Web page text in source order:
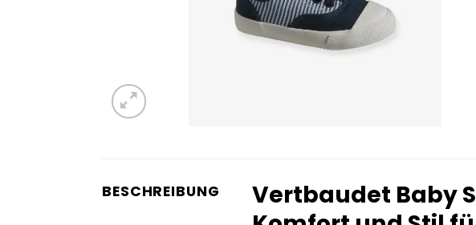
BESCHREIBUNG
Vertbaudet Baby